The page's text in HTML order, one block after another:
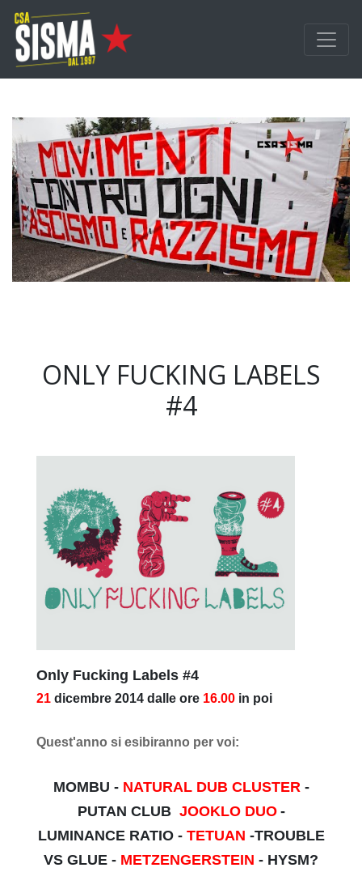
Passa ai contenuti principali
ONLY FUCKING LABELS
#4
Only Fucking Labels #4
21 dicembre 2014 dalle ore 16.00 in poi
Quest'anno si esibiranno per voi:
MOMBU - NATURAL DUB CLUSTER -
PUTAN CLUB JOOKLO DUO -
LUMINANCE RATIO - TETUAN -TROUBLE
VS GLUE - METZENGERSTEIN - HYSM?